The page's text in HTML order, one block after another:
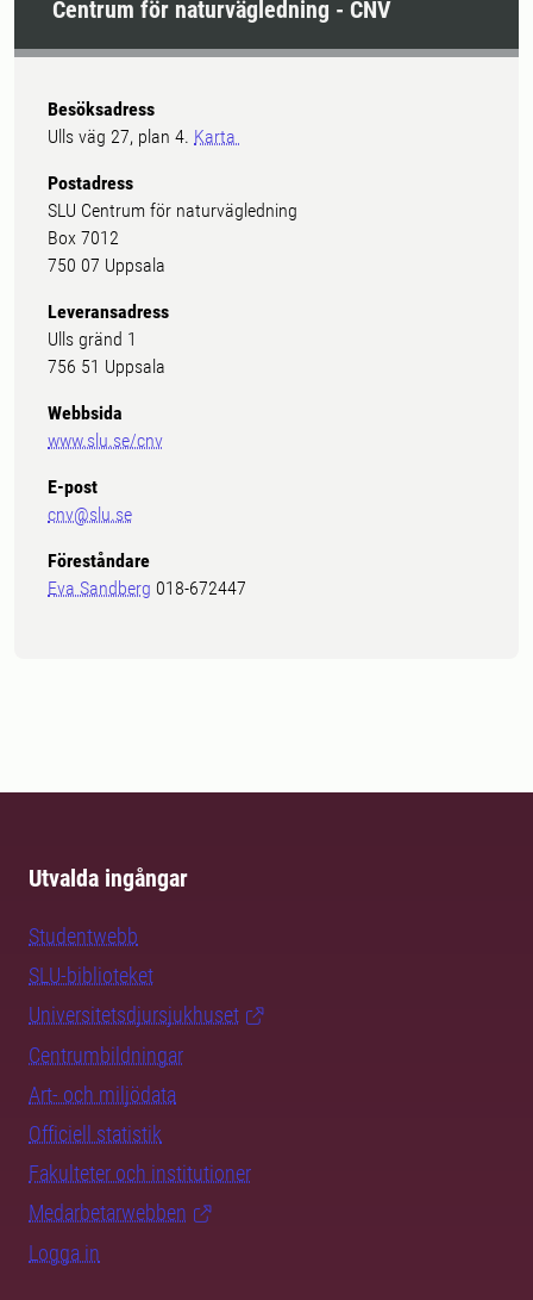
Centrum för naturvägledning - CNV
Besöksadress
Ulls väg 27, plan 4. Karta
Postadress
SLU Centrum för naturvägledning
Box 7012
750 07 Uppsala
Leveransadress
Ulls gränd 1
756 51 Uppsala
Webbsida
www.slu.se/cnv
E-post
cnv@slu.se
Föreståndare
Eva Sandberg 018-672447
Utvalda ingångar
Studentwebb
SLU-biblioteket
Universitetsdjursjukhuset
Centrumbildningar
Art- och miljödata
Officiell statistik
Fakulteter och institutioner
Medarbetarwebben
Logga in